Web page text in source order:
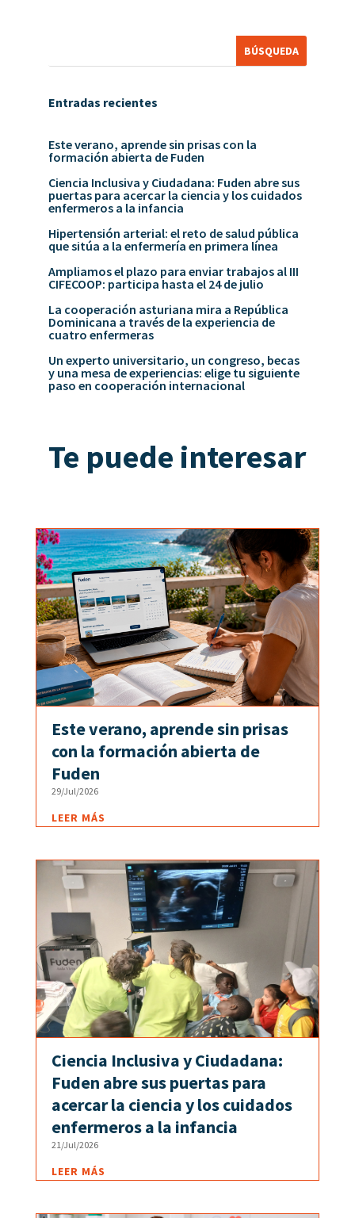
Entradas recientes
Este verano, aprende sin prisas con la
formación abierta de Fuden
Ciencia Inclusiva y Ciudadana: Fuden abre sus
puertas para acercar la ciencia y los cuidados
enfermeros a la infancia
Hipertensión arterial: el reto de salud pública
que sitúa a la enfermería en primera línea
Ampliamos el plazo para enviar trabajos al III
CIFECOOP: participa hasta el 24 de julio
La cooperación asturiana mira a República
Dominicana a través de la experiencia de
cuatro enfermeras
Un experto universitario, un congreso, becas
y una mesa de experiencias: elige tu siguiente
paso en cooperación internacional
Te puede interesar
Este verano, aprende sin prisas
con la formación abierta de
Fuden
29/Jul/2026
LEER MÁS
Ciencia Inclusiva y Ciudadana:
Fuden abre sus puertas para
acercar la ciencia y los cuidados
enfermeros a la infancia
21/Jul/2026
LEER MÁS